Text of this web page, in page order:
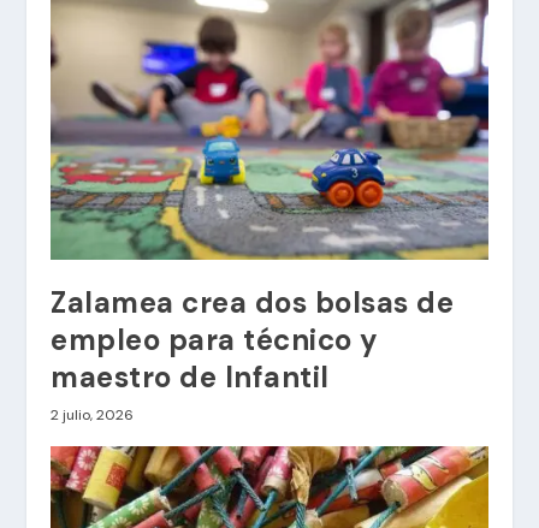
Zalamea crea dos bolsas de
empleo para técnico y
maestro de Infantil
2 julio, 2026